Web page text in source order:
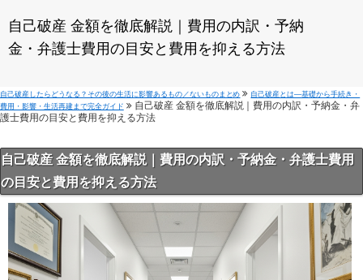
自己破産 金額を徹底解説｜費用の内訳・予納
金・弁護士費用の目安と費用を抑える方法
自己破産したらどうなる？その後の生活に影響あるもの／ないものまとめ
自己破産とは—基礎から手続き・
費用・影響・生活再建まで完全ガイド
自己破産 金額を徹底解説｜費用の内訳・予納金・弁
護士費用の目安と費用を抑える方法
自己破産 金額を徹底解説｜費用の内訳・予納金・弁護士費用
の目安と費用を抑える方法